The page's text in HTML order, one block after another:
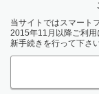
当サイトではスマート
2015年11月以降ご利
新手続きを行って下さい